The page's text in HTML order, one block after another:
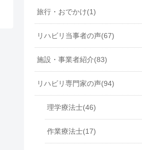
旅行・おでかけ 1
リハビリ当事者の声 67
施設・事業者紹介 83
リハビリ専門家の声 94
理学療法士 46
作業療法士 17